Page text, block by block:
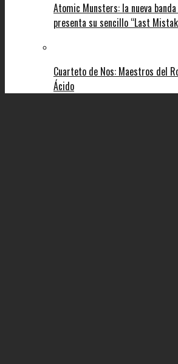
Atomic Munsters: la nueva
presenta su sencillo “Last
Cuarteto de Nos: Maestros del
Ácido